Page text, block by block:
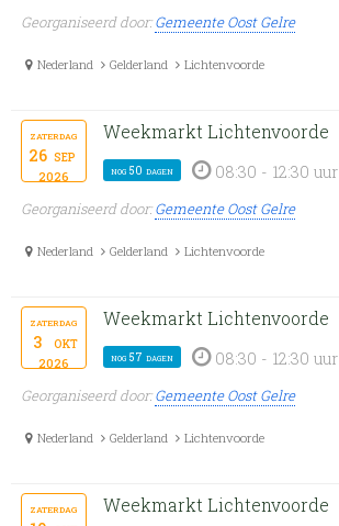
Georganiseerd door:Gemeente Oost Gelre
Nederland Gelderland Lichtenvoorde
zaterdag
26 sep
2026
Weekmarkt Lichtenvoorde
nog 50 dagen 08:30 - 12:30 uur
Georganiseerd door:Gemeente Oost Gelre
Nederland Gelderland Lichtenvoorde
zaterdag
3 okt
2026
Weekmarkt Lichtenvoorde
nog 57 dagen 08:30 - 12:30 uur
Georganiseerd door:Gemeente Oost Gelre
Nederland Gelderland Lichtenvoorde
zaterdag Weekmarkt Lichtenvoorde